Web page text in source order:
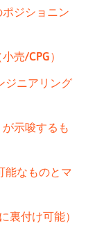
ジショニン
売/CPG）
ジニアリング
示唆するも
能なものとマ
裏付け可能）